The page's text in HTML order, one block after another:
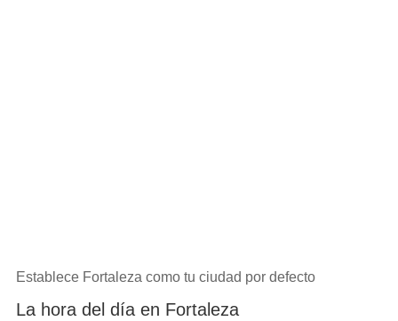
Establece Fortaleza como tu ciudad por defecto
La hora del día en Fortaleza